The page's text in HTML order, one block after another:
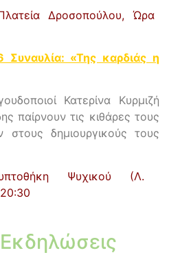
Δροσοπούλου,Ώρα
«Της καρδιάς η
Κατερίνα Κυρμιζή
παίρνουν τις κιθάρες τους
στους δημιουργικούς τους
Ψυχικού (Λ.